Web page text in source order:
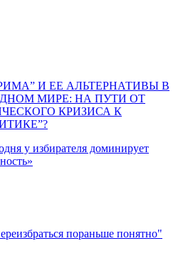
И ЕЕ АЛЬТЕРНАТИВЫ В
МИРЕ: НА ПУТИ ОТ
КРИЗИСА К
у избирателя доминирует
пораньше понятно"